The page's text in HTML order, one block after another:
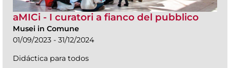
aMICi - I curatori a fianco del pubblico
Musei in Comune
01/09/2023 - 31/12/2024
Didáctica para todos